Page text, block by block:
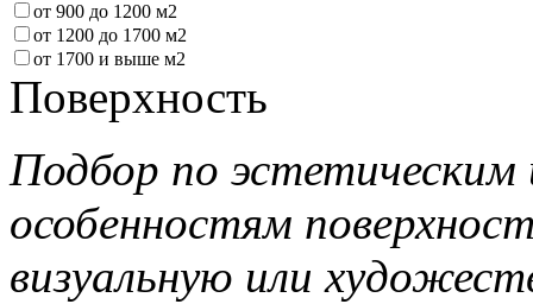
от 900 до 1200 м2
от 1200 до 1700 м2
от 1700 и выше м2
Поверхность
Подбор по эстетическим
особенностям
визуальную или